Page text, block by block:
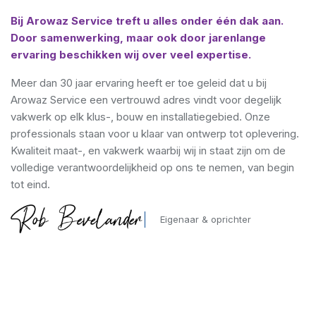
Bij Arowaz Service treft u alles onder één dak aan.
Door samenwerking, maar ook door jarenlange
ervaring beschikken wij over veel expertise.
Meer dan 30 jaar ervaring heeft er toe geleid dat u bij
Arowaz Service een vertrouwd adres vindt voor degelijk
vakwerk op elk klus-, bouw en installatiegebied. Onze
professionals staan voor u klaar van ontwerp tot oplevering.
Kwaliteit maat-, en vakwerk waarbij wij in staat zijn om de
volledige verantwoordelijkheid op ons te nemen, van begin
tot eind.
Eigenaar & oprichter